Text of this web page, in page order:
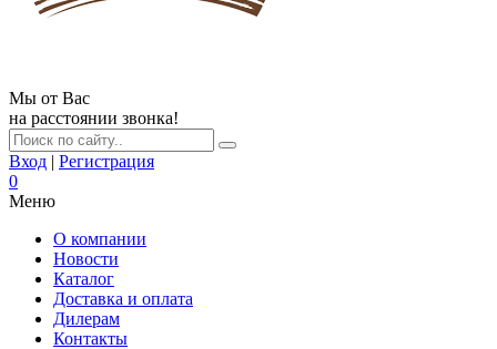
Мы от Вас
на расстоянии звонка!
Вход | Регистрация
0
Меню
О компании
Новости
Каталог
Доставка и оплата
Дилерам
Контакты